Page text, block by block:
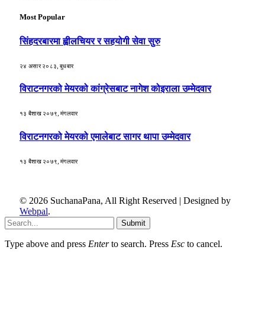
Most Popular
सिंहदरबारमा ह्वीलचियर र सहयोगी सेवा सुरु
२४ असार २०८३, बुधबार
विराटनगरको मेयरको कांग्रेसबाट नागेश कोइराला उम्मेदवार
१३ बैशाख २०७९, मंगलवार
विराटनगरको मेयरको एमालेबाट सागर थापा उम्मेदवार
१३ बैशाख २०७९, मंगलवार
© 2026 SuchanaPana, All Right Reserved | Designed by
Webpal.
Submit
Type above and press Enterto search. Press Esc to cancel.